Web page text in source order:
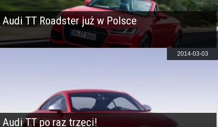
Audi TT Roadster już w Polsce
Audi TT po raz trzeci!
2014-03-03